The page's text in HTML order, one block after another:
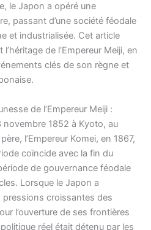
le Japon a opéré une
passant d’une société féodale
et industrialisée. Cet article
de l’Empereur Meiji, en
clés de son règne et
de l’Empereur Meiji :
novembre 1852 à Kyoto, au
l’Empereur Komei, en 1867,
coïncide avec la fin du
de gouvernance féodale
Lorsque le Japon a
croissantes des
l’ouverture de ses frontières
réel était détenu par les